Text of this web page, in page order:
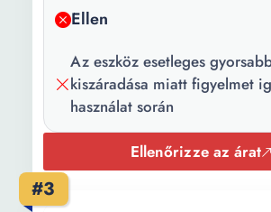
Hosszúság:
15 cm
Súly:
30 g
Ellen
Az eszköz esetleges
kiszáradása miatt figyelmet
használat során
Ellenőrizze az árat
#3